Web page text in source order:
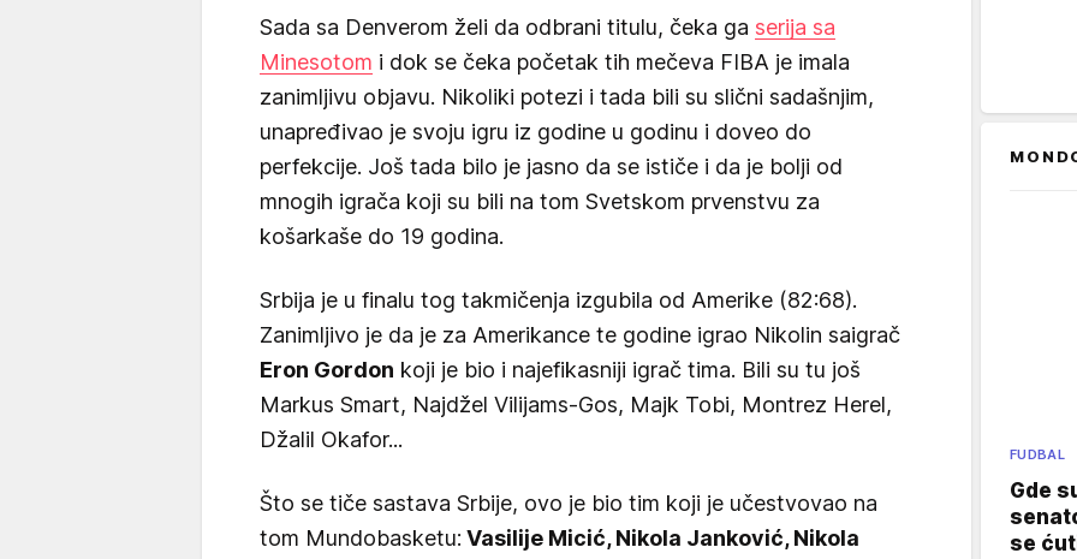
Sada sa Denverom želi da odbrani titulu, čeka ga serija sa
Minesotom i dok se čeka početak tih mečeva FIBA je imala
zanimljivu objavu. Nikoliki potezi i tada bili su slični sadašnjim,
unapređivao je svoju igru iz godine u godinu i doveo do
perfekcije. Još tada bilo je jasno da se ističe i da je bolji od
mnogih igrača koji su bili na tom Svetskom prvenstvu za
košarkaše do 19 godina.
Srbija je u finalu tog takmičenja izgubila od Amerike (82:68).
Zanimljivo je da je za Amerikance te godine igrao Nikolin saigrač
Eron Gordon koji je bio i najefikasniji igrač tima. Bili su tu još
Markus Smart, Najdžel Vilijams-Gos, Majk Tobi, Montrez Herel,
Džalil Okafor...
Što se tiče sastava Srbije, ovo je bio tim koji je učestvovao na
tom Mundobasketu: Vasilije Micić, Nikola Janković, Nikola
FUDBAL
Gde
se